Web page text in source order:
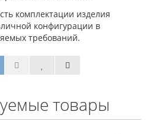
комплектации изделия
конфигурации в
требований.
товары